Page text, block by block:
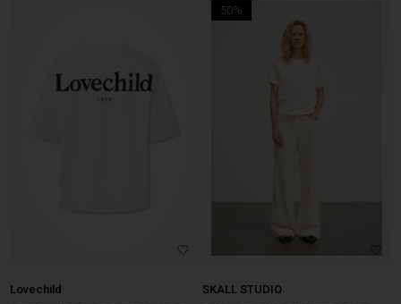
Lovechild
50%
SKALL STUDIO